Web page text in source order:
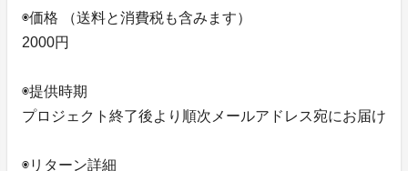
◉価格 （送料と消費税も含みます）
2000円
◉提供時期
プロジェクト終了後より順次メールアドレス宛にお届け
◉リターン詳細